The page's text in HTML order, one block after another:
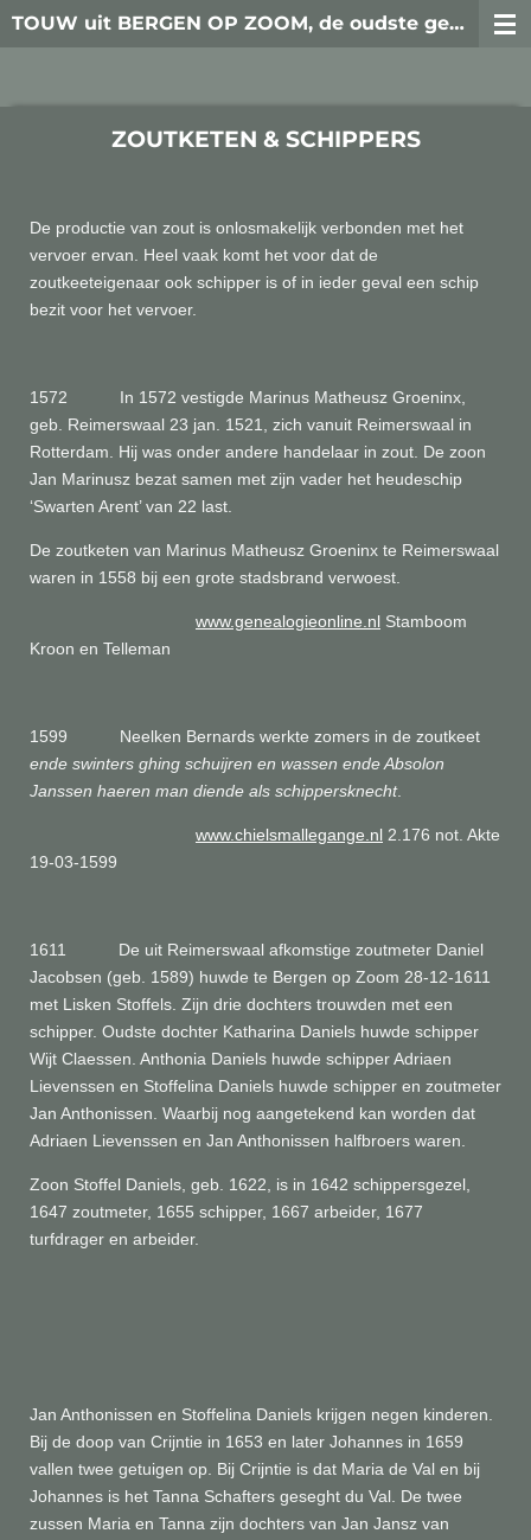
Ga
direct
de
hoofdinhoud
TOUW uit BERGEN OP ZOOM, de oudste generaties
ZOUTKETEN & SCHIPPERS
De productie van zout is onlosmakelijk verbonden met het
vervoer ervan. Heel vaak komt het voor dat de
zoutkeeteigenaar ook schipper is of in ieder geval een schip
bezit voor het vervoer.
1572 In 1572 vestigde Marinus Matheusz Groeninx,
geb. Reimerswaal 23 jan. 1521, zich vanuit Reimerswaal in
Rotterdam. Hij was onder andere handelaar in zout. De zoon
Jan Marinusz bezat samen met zijn vader het heudeschip
‘Swarten Arent’ van 22 last.
De zoutketen van Marinus Matheusz Groeninx te Reimerswaal
waren in 1558 bij een grote stadsbrand verwoest.
www.genealogieonline.nl Stamboom
Kroon en Telleman
1599 Neelken Bernards werkte zomers in de zoutkeet
ende swinters ghing schuijren en wassen ende Absolon
Janssen haeren man diende als schippersknecht.
www.chielsmallegange.nl 2.176 not. Akte
19-03-1599
1611 De uit Reimerswaal afkomstige zoutmeter Daniel
Jacobsen (geb. 1589) huwde te Bergen op Zoom 28-12-1611
met Lisken Stoffels. Zijn drie dochters trouwden met een
schipper. Oudste dochter Katharina Daniels huwde schipper
Wijt Claessen. Anthonia Daniels huwde schipper Adriaen
Lievenssen en Stoffelina Daniels huwde schipper en zoutmeter
Jan Anthonissen. Waarbij nog aangetekend kan worden dat
Adriaen Lievenssen en Jan Anthonissen halfbroers waren.
Zoon Stoffel Daniels, geb. 1622, is in 1642 schippersgezel,
1647 zoutmeter, 1655 schipper, 1667 arbeider, 1677
turfdrager en arbeider.
Jan Anthonissen en Stoffelina Daniels krijgen negen kinderen.
Bij de doop van Crijntie in 1653 en later Johannes in 1659
vallen twee getuigen op. Bij Crijntie is dat Maria de Val en bij
Johannes is het Tanna Schafters geseght du Val. De twee
zussen Maria en Tanna zijn dochters van Jan Jansz van